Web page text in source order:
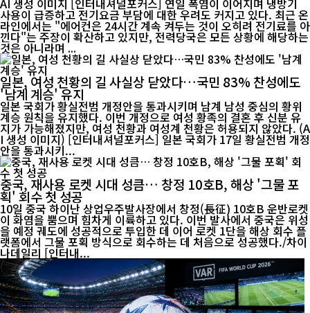
AI 생성 이미지 [인터내셔널포커스] 연일 폭염이 이어지며 냉방기
사용이 급증하고 전기요금 부담에 대한 우려도 커지고 있다. 최근 온
라인에서는 "에어컨은 24시간 계속 켜두는 것이 오히려 전기료를 아
낀다"는 주장이 확산하고 있지만, 전력당국은 모든 상황에 해당하는
것은 아니라며 ...
일본, 여성 천황의 길 사실상 닫았다…국민 83% 찬성에도
'남계 계승' 유지
일본 국회가 황실전범 개정안을 통과시키며 남계 남성 중심의 황위
계승 원칙을 유지했다. 이번 개정으로 여성 황족의 결혼 후 신분 유
지가 가능해졌지만, 여성 천황과 여성계 천황은 허용되지 않았다. (A
I 생성 이미지) [인터내셔널포커스] 일본 국회가 17일 황실전범 개정
안을 통과시키...
중국, 재사용 로켓 시대 성큼… 창정 10호B, 해상 '그물 포
획' 회수 첫 성공
10일 중국 하이난 상업우주발사장에서 창정(長征) 10호B 운반로켓
이 화염을 뿜으며 힘차게 이륙하고 있다. 이번 발사에서 중국은 위성
을 예정 궤도에 성공적으로 투입한 데 이어 로켓 1단을 해상 회수 플
랫폼에서 그물 포획 방식으로 회수하는 데 처음으로 성공했다./차이
나데일리 [인터내...